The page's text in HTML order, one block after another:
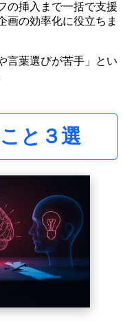
の挿入まで一括で支援
画の効率化に役立ちま
言葉選びが苦手」とい
と３選